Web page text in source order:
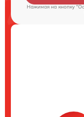
Нажимая на кнопку